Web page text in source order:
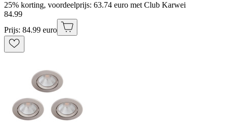
25% korting, voordeelprijs: 63.74 euro met Club Karwei
84.99
Prijs: 84.99 euro